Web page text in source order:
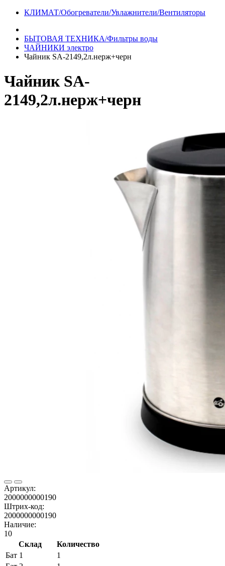
КЛИМАТ/Обогреватели/Увлажнители/Вентиляторы
БЫТОВАЯ ТЕХНИКА/Фильтры воды
ЧАЙНИКИ электро
Чайник SA-2149,2л.нерж+черн
Чайник SA-
2149,2л.нерж+черн
Артикул:
2000000000190
Штрих-код:
2000000000190
Наличие:
10
Склад
Количество
Бат 1
1